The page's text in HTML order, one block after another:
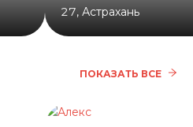
27, Астрахань
ПОКАЗАТЬ ВСЕ